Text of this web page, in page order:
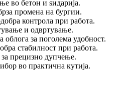
во бетон и ѕидарија.
промена на бургии.
контрола при работа.
и одвртување.
облога за поголема удобност.
стабилност при работа.
прецизно дупчење.
во практична кутија.